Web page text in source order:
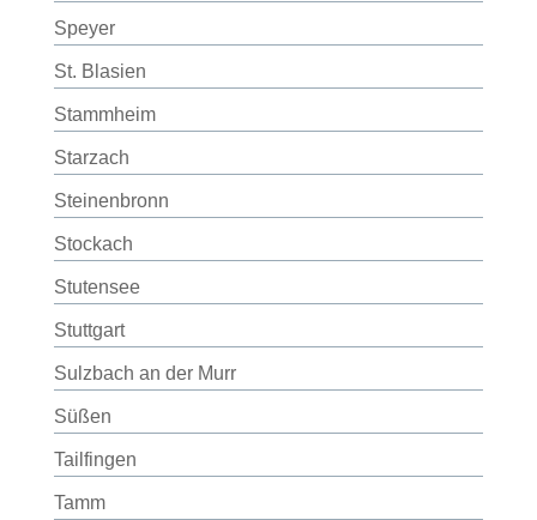
Speyer
St. Blasien
Stammheim
Starzach
Steinenbronn
Stockach
Stutensee
Stuttgart
Sulzbach an der Murr
Süßen
Tailfingen
Tamm